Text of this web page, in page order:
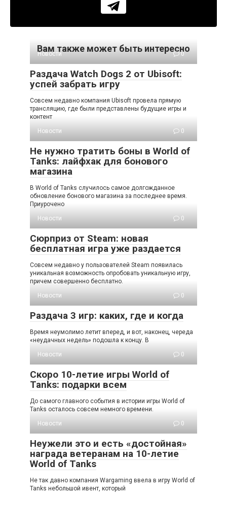
Вам также может быть интересно
Новости 0
Раздача Watch Dogs 2 от Ubisoft:
успей забрать игру
Совсем недавно компания Ubisoft провела прямую
трансляцию, где были представлены будущие игры и
контент
Новости
0
Не нужно тратить боны в World of
Tanks: лайфхак для бонового
магазина
В World of Tanks случилось самое долгожданное
обновление бонового магазина за последнее время.
Приурочено
Новости
0
Сюрприз от Steam: новая
бесплатная игра уже раздается
Совсем недавно у пользователей Steam появилась
уникальная возможность опробовать уникальную игру,
причем совершенно бесплатно.
Новости
0
Раздача 3 игр: каких, где и когда
Время неумолимо летит вперед, и вот, наконец, череда
«неудачных недель» подошла к концу. В
Новости
0
Скоро 10-летие игры World of
Tanks: подарки всем
До самого главного события в истории игры World of
Tanks осталось совсем немного времени.
Новости
0
Неужели это и есть «достойная»
награда ветеранам на 10-летие
World of Tanks
Не так давно компания Wargaming ввела в игру World of
Tanks небольшой ивент, который